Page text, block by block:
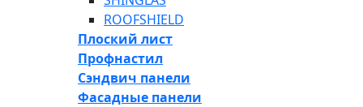
ROOFSHIELD
Плоский лист
Профнастил
Сэндвич панели
Фасадные панели